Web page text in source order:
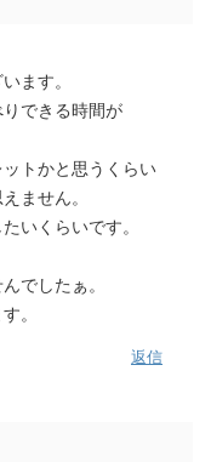
ます。
できる時間が
トかと思うくらい
ません。
いくらいです。
でしたぁ。
。
返信